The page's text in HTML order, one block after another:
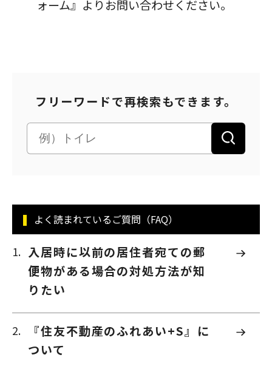
ォーム』よりお問い合わせください。
フリーワードで再検索もできます。
よく読まれているご質問（FAQ）
入居時に以前の居住者宛ての郵
便物がある場合の対処方法が知
りたい
『住友不動産のふれあい+S』に
ついて